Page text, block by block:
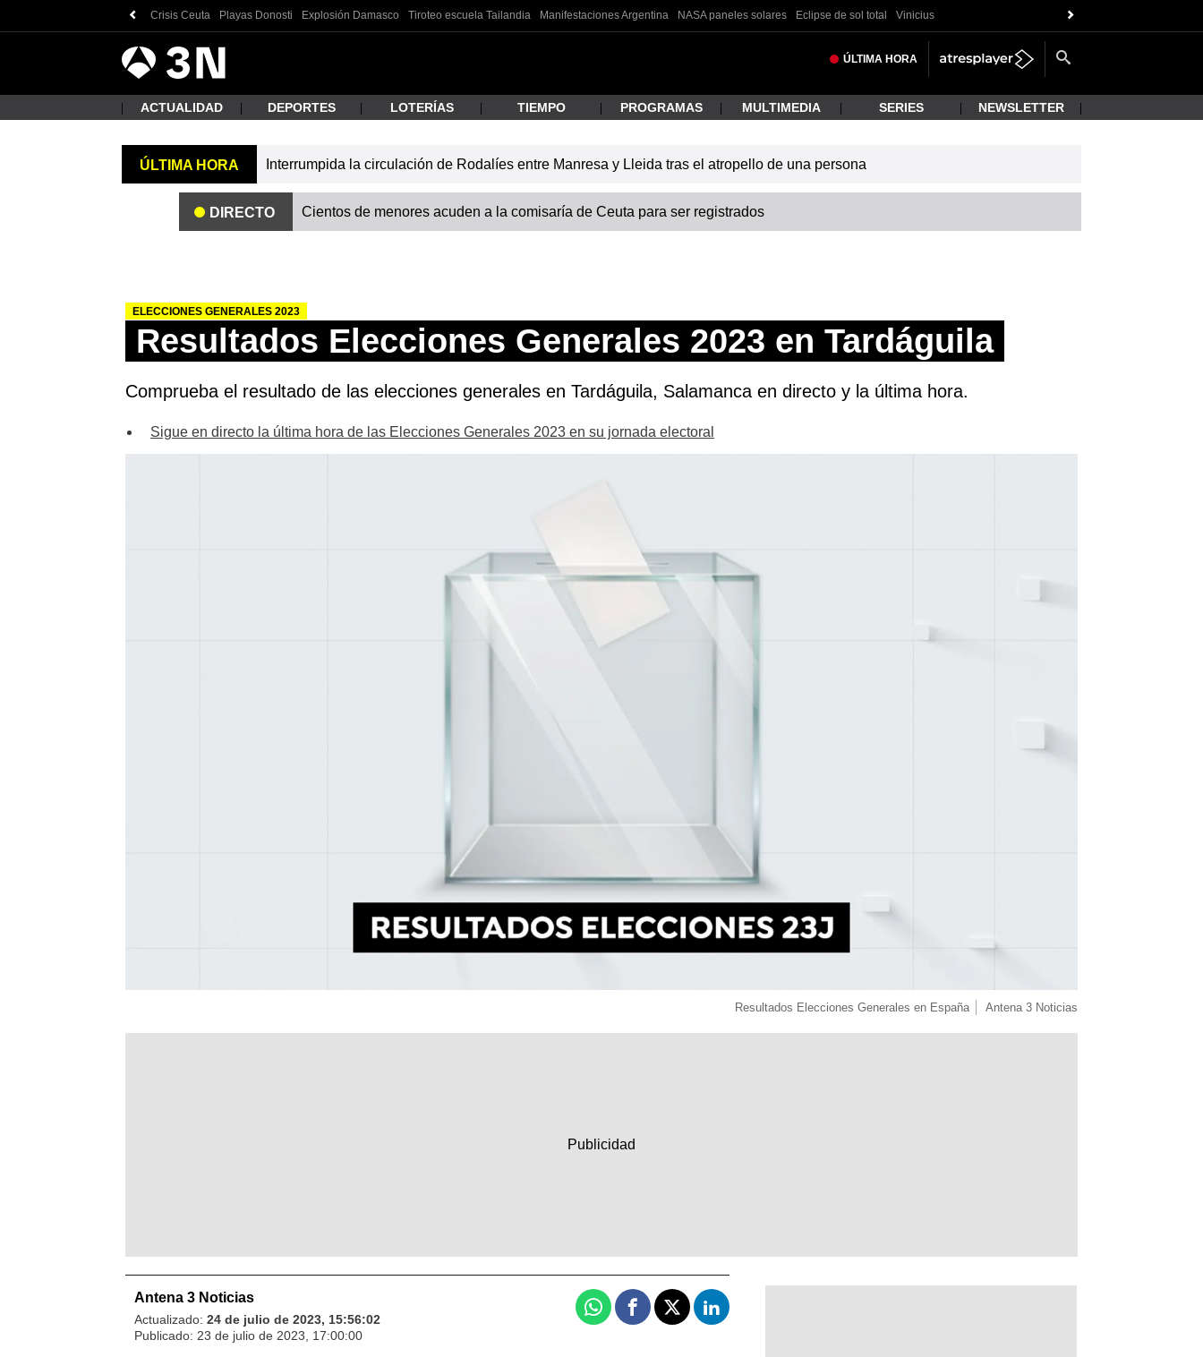
Crisis Ceuta Playas Donosti Explosión Damasco Tiroteo escuela Tailandia Manifestaciones Argentina NASA paneles solares Eclipse de sol total Vinicius
3
Noticias ÚLTIMA HORA
¿Qué estás buscando?
ACTUALIDAD DEPORTES LOTERÍAS TIEMPO PROGRAMAS MULTIMEDIA SERIES NEWSLETTER
ÚLTIMA HORA Interrumpida la circulación de Rodalíes entre Manresa y Lleida tras el atropello de una persona
DIRECTO Cientos de menores acuden a la comisaría de Ceuta para ser registrados
ELECCIONES GENERALES 2023
Resultados Elecciones Generales 2023 en Tardáguila
Comprueba el resultado de las elecciones generales en Tardáguila, Salamanca en directo y la última hora.
Sigue en directo la última hora de las Elecciones Generales 2023 en su jornada electoral
Resultados Elecciones Generales en España Antena 3 Noticias
Antena 3 Noticias
Actualizado: 24 de julio de 2023, 15:56:02
Publicado: 23 de julio de 2023, 17:00:00
WhatsappFacebook
X Linkedin